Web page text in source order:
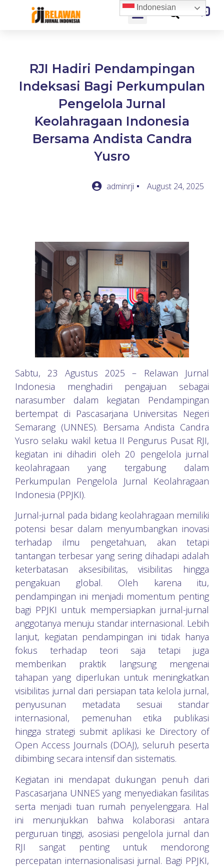
RJI Hadiri Pendampingan
Indeksasi Bagi Perkumpulan
Pengelola Jurnal
Keolahragaan Indonesia
Bersama Andista Candra
Yusro
adminrji August 24, 2025
Sabtu, 23 Agustus 2025 – Relawan Jurnal
Indonesia menghadiri pengajuan sebagai
narasumber dalam kegiatan Pendampingan
bertempat di Pascasarjana Universitas Negeri
Semarang (UNNES). Bersama Andista Candra
Yusro selaku wakil ketua II Pengurus Pusat RJI,
kegiatan ini dihadiri oleh 20 pengelola jurnal
keolahragaan yang tergabung dalam
Perkumpulan Pengelola Jurnal Keolahragaan
Indonesia (PPJKI).
Jurnal-jurnal pada bidang keolahragaan memiliki
potensi besar dalam menyumbangkan inovasi
terhadap ilmu pengetahuan, akan tetapi
tantangan terbesar yang sering dihadapi adalah
keterbatasan aksesibilitas, visibilitas hingga
pengakuan global. Oleh karena itu,
pendampingan ini menjadi momentum penting
bagi PPJKI untuk mempersiapkan jurnal-jurnal
anggotanya menuju standar internasional. Lebih
lanjut, kegiatan pendampingan ini tidak hanya
fokus terhadap teori saja tetapi juga
memberikan praktik langsung mengenai
tahapan yang diperlukan untuk meningkatkan
visibilitas jurnal dari persiapan tata kelola jurnal,
penyusunan metadata sesuai standar
internasional, pemenuhan etika publikasi
hingga strategi submit aplikasi ke Directory of
Open Access Journals (DOAJ), seluruh peserta
dibimbing secara intensif dan sistematis.
Kegiatan ini mendapat dukungan penuh dari
Pascasarjana UNNES yang menyediakan fasilitas
serta menjadi tuan rumah penyelenggara. Hal
ini menunjukkan bahwa kolaborasi antara
perguruan tinggi, asosiasi pengelola jurnal dan
RJI sangat penting untuk mendorong
percepatan internasionalisasi jurnal. Bagi PPJKI,
Indonesian